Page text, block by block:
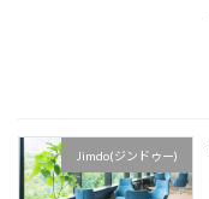
Jimdo(ジンドゥー)